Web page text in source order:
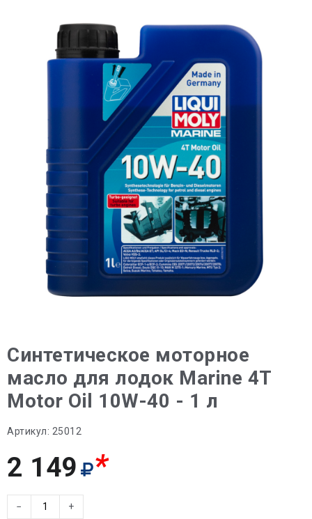
Синтетическое моторное
масло для лодок Marine 4T
Motor Oil 10W-40 - 1 л
Артикул: 25012
2 149 *
− +